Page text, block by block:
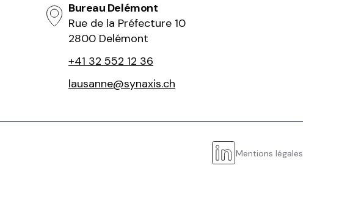
Bureau Delémont
Rue de la Préfecture 10
2800 Delémont
+41 32 552 12 36
lausanne@synaxis.ch
Mentions légales